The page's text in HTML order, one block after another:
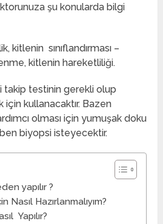
şu konularda bilgi
kitlenin sınıflandırması –
kitlenin hareketliliği.
takip testinin gerekli olup
için kullanacaktır. Bazen
olması için yumuşak doku
biyopsi isteyecektir.
yapılır ?
Hazırlanmalıyım?
Yapılır?